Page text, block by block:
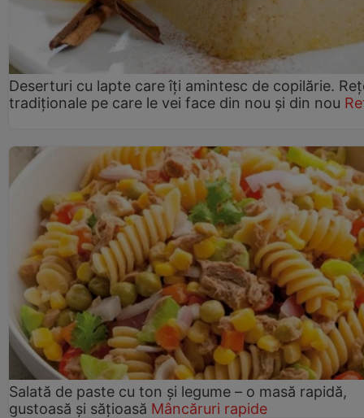
Deserturi cu lapte care îți amintesc de copilărie.
tradiționale pe care le vei face din nou și din nou
Salată de paste cu ton și legume – o masă rapidă,
gustoasă și sățioasă Mâncăruri rapide